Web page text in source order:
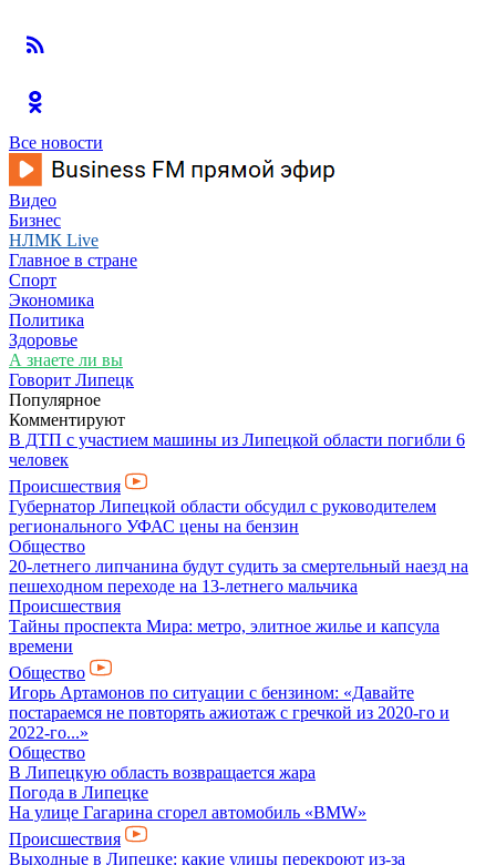
Все новости
Видео
Бизнес
НЛМК Live
Главное в стране
Спорт
Экономика
Политика
Здоровье
А знаете ли вы
Говорит Липецк
Популярное
Комментируют
В ДТП с участием машины из Липецкой области погибли 6
человек
Происшествия
Губернатор Липецкой области обсудил с руководителем
регионального УФАС цены на бензин
Общество
20-летнего липчанина будут судить за смертельный наезд на
пешеходном переходе на 13-летнего мальчика
Происшествия
Тайны проспекта Мира: метро, элитное жилье и капсула
времени
Общество
Игорь Артамонов по ситуации с бензином: «Давайте
постараемся не повторять ажиотаж с гречкой из 2020-го и
2022-го...»
Общество
В Липецкую область возвращается жара
Погода в Липецке
На улице Гагарина сгорел автомобиль «BMW»
Происшествия
Выходные в Липецке: какие улицы перекроют из-за